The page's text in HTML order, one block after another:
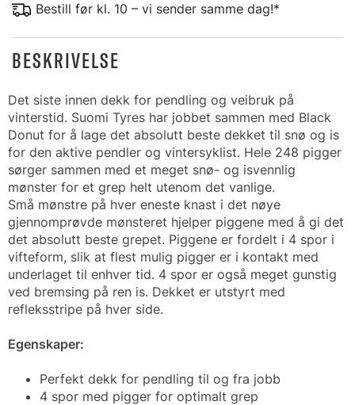
Bestill før kl. 10 – vi sender samme dag!*
BESKRIVELSE
Det siste innen dekk for pendling og veibruk på
vinterstid. Suomi Tyres har jobbet sammen med Black
Donut for å lage det absolutt beste dekket til snø og is
for den aktive pendler og vintersyklist. Hele 248 pigger
sørger sammen med et meget snø- og isvennlig
mønster for et grep helt utenom det vanlige.
Små mønstre på hver eneste knast i det nøye
gjennomprøvde mønsteret hjelper piggene med å gi det
det absolutt beste grepet. Piggene er fordelt i 4 spor i
vifteform, slik at flest mulig pigger er i kontakt med
underlaget til enhver tid. 4 spor er også meget gunstig
ved bremsing på ren is. Dekket er utstyrt med
refleksstripe på hver side.
Egenskaper:
Perfekt dekk for pendling til og fra jobb
4 spor med pigger for optimalt grep